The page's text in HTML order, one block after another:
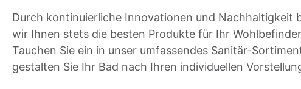
Durch kontinuierliche Innovationen und Nachhaltigkeit
wir Ihnen stets die besten Produkte für Ihr
Tauchen Sie ein in unser umfassendes Sanitär-
gestalten Sie Ihr Bad nach Ihren individuellen